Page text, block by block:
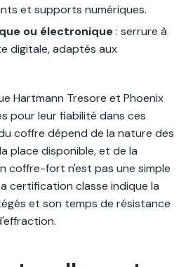
et supports numériques.
ou électronique: serrure à
digitale, adaptés aux
Hartmann Tresore et Phoenix
pour leur fiabilité dans ces
coffre dépend de la nature des
place disponible, et de la
coffre-fort n'est pas une simple
certification classe indique la
et son temps de résistance